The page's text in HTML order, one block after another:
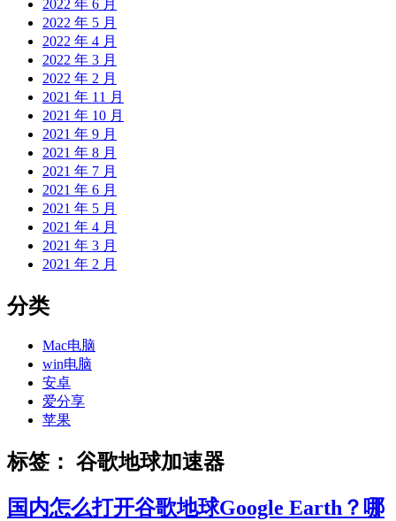
2022 年 6 月
2022 年 5 月
2022 年 4 月
2022 年 3 月
2022 年 2 月
2021 年 11 月
2021 年 10 月
2021 年 9 月
2021 年 8 月
2021 年 7 月
2021 年 6 月
2021 年 5 月
2021 年 4 月
2021 年 3 月
2021 年 2 月
分类
Mac电脑
win电脑
安卓
爱分享
苹果
标签： 谷歌地球加速器
国内怎么打开谷歌地球Google Earth？哪